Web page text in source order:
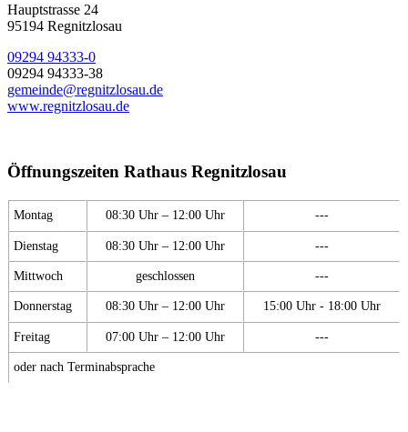
Hauptstrasse 24
95194 Regnitzlosau
09294 94333-0
09294 94333-38
gemeinde@regnitzlosau.de
www.regnitzlosau.de
Öffnungszeiten Rathaus Regnitzlosau
Montag 08:30 Uhr – 12:00 Uhr ---
Dienstag 08:30 Uhr – 12:00 Uhr ---
Mittwoch geschlossen ---
Donnerstag 08:30 Uhr – 12:00 Uhr 15:00 Uhr - 18:00 Uhr
Freitag 07:00 Uhr – 12:00 Uhr ---
oder nach Terminabsprache